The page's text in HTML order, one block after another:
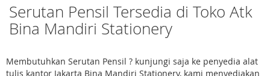
Serutan Pensil Tersedia di Toko Atk
Bina Mandiri Stationery
Membutuhkan Serutan Pensil ? kunjungi saja ke penyedia alat
tulis kantor Jakarta Bina Mandiri Stationery, kami menyediakan